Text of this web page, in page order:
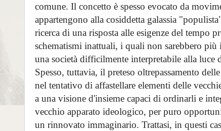
comune. Il concetto è spesso evocato da
appartengono alla cosiddetta galassia
ricerca di una risposta alle esigenze del tempo
schematismi inattuali, i quali non sarebbero
una società difficilmente interpretabile alla luce
Spesso, tuttavia, il preteso oltrepassamento
nel tentativo di affastellare elementi delle
a una visione d'insieme capaci di ordinarli e
vecchio apparato ideologico, per puro
un rinnovato immaginario. Trattasi, in questi